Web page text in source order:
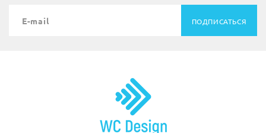
ПОДПИСАТЬСЯ